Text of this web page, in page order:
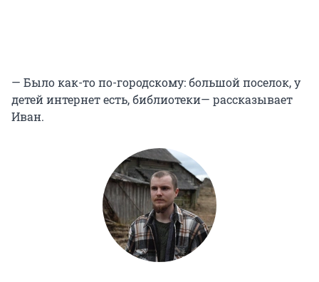
— Было как-то по-городскому: большой поселок, у
детей интернет есть, библиотеки— рассказывает
Иван.